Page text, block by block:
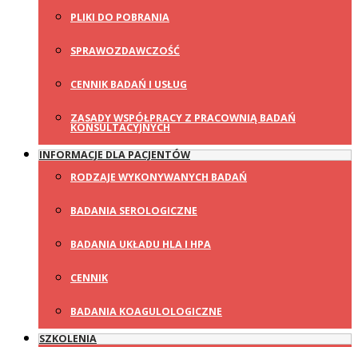
PLIKI DO POBRANIA
SPRAWOZDAWCZOŚĆ
CENNIK BADAŃ I USŁUG
ZASADY WSPÓŁPRACY Z PRACOWNIĄ BADAŃ
KONSULTACYJNYCH
INFORMACJE DLA PACJENTÓW
RODZAJE WYKONYWANYCH BADAŃ
BADANIA SEROLOGICZNE
BADANIA UKŁADU HLA I HPA
CENNIK
BADANIA KOAGULOLOGICZNE
SZKOLENIA